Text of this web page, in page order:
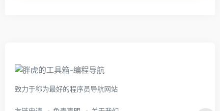
致力于称为最好的程序员导航网站